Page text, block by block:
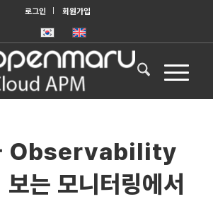
로그인 회원가입
Observability
는 모니터링에서